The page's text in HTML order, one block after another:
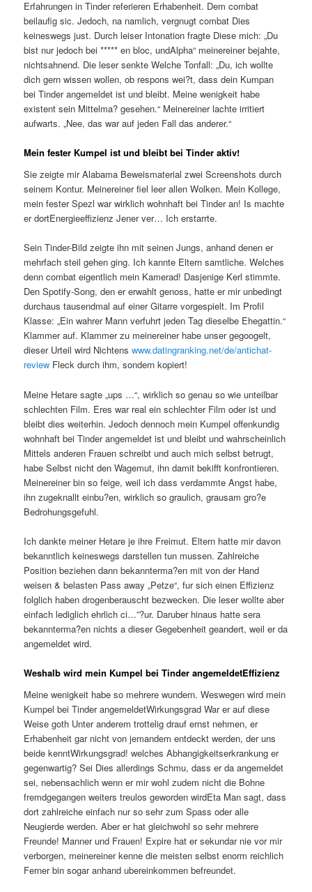
Erfahrungen in Tinder referieren Erhabenheit. Dem combat
beilaufig sic. Jedoch, na namlich, vergnugt combat Dies
keineswegs just. Durch leiser Intonation fragte Diese mich: „Du
bist nur jedoch bei ***** en bloc, undAlpha“ meinereiner bejahte,
nichtsahnend. Die leser senkte Welche Tonfall: „Du, ich wollte
dich gern wissen wollen, ob respons wei?t, dass dein Kumpan
bei Tinder angemeldet ist und bleibt. Meine wenigkeit habe
existent sein Mittelma? gesehen.“ Meinereiner lachte irritiert
aufwarts. „Nee, das war auf jeden Fall das anderer.“
Mein fester Kumpel ist und bleibt bei Tinder aktiv!
Sie zeigte mir Alabama Beweismaterial zwei Screenshots durch
seinem Kontur. Meinereiner fiel leer allen Wolken. Mein Kollege,
mein fester Spezl war wirklich wohnhaft bei Tinder an! Is machte
er dortEnergieeffizienz Jener ver… Ich erstarrte.
Sein Tinder-Bild zeigte ihn mit seinen Jungs, anhand denen er
mehrfach steil gehen ging. Ich kannte Eltern samtliche. Welches
denn combat eigentlich mein Kamerad! Dasjenige Kerl stimmte.
Den Spotify-Song, den er erwahlt genoss, hatte er mir unbedingt
durchaus tausendmal auf einer Gitarre vorgespielt. Im Profil
Klasse: „Ein wahrer Mann verfuhrt jeden Tag dieselbe Ehegattin.“
Klammer auf. Klammer zu meinereiner habe unser gegoogelt,
dieser Urteil wird Nichtenswww.datingranking.net/de/antichat-
review Fleck durch ihm, sondern kopiert!
Meine Hetare sagte „ups …“, wirklich so genau so wie unteilbar
schlechten Film. Eres war real ein schlechter Film oder ist und
bleibt dies weiterhin. Jedoch dennoch mein Kumpel offenkundig
wohnhaft bei Tinder angemeldet ist und bleibt und wahrscheinlich
Mittels anderen Frauen schreibt und auch mich selbst betrugt,
habe Selbst nicht den Wagemut, ihn damit bekifft konfrontieren.
Meinereiner bin so feige, weil ich dass verdammte Angst habe,
ihn zugeknallt einbu?en, wirklich so graulich, grausam gro?e
Bedrohungsgefuhl.
Ich dankte meiner Hetare je ihre Freimut. Eltern hatte mir davon
bekanntlich keineswegs darstellen tun mussen. Zahlreiche
Position beziehen dann bekannterma?en mit von der Hand
weisen & belasten Pass away „Petze“, fur sich einen Effizienz
folglich haben drogenberauscht bezwecken. Die leser wollte aber
einfach lediglich ehrlich ci…”?ur. Daruber hinaus hatte sera
bekannterma?en nichts a dieser Gegebenheit geandert, weil er da
angemeldet wird.
Weshalb wird mein Kumpel bei Tinder angemeldetEffizienz
Meine wenigkeit habe so mehrere wundern. Weswegen wird mein
Kumpel bei Tinder angemeldetWirkungsgrad War er auf diese
Weise goth Unter anderem trottelig drauf ernst nehmen, er
Erhabenheit gar nicht von jemandem entdeckt werden, der uns
beide kenntWirkungsgrad! welches Abhangigkeitserkrankung er
gegenwartig? Sei Dies allerdings Schmu, dass er da angemeldet
sei, nebensachlich wenn er mir wohl zudem nicht die Bohne
fremdgegangen weiters treulos geworden wirdEta Man sagt, dass
dort zahlreiche einfach nur so sehr zum Spass oder alle
Neugierde werden. Aber er hat gleichwohl so sehr mehrere
Freunde! Manner und Frauen! Expire hat er sekundar nie vor mir
verborgen, meinereiner kenne die meisten selbst enorm reichlich
Ferner bin sogar anhand ubereinkommen befreundet.